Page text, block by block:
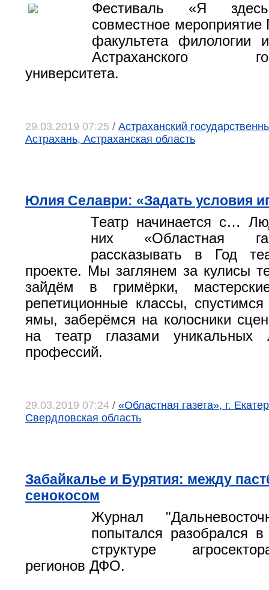
Фестиваль «Я
совместное
факультета филологии
Астраханского
университета.
29.03.2019 07:25 / Астраханский
Астрахань, Астраханская область
Юлия Селаври: «Задать условия
Театр начинается с…
них «Областная
рассказывать в Год
проекте. Мы заглянем за кулисы
зайдём в гримёрки,
репетиционные классы,
ямы, заберёмся на колосники
на театр глазами уникальных
профессий.
29.03.2019 07:24 / «Областная газета», г.
Свердловская область
Забайкалье и Бурятия: между
сенокосом
Журнал
попытался разобрался в
структуре
регионов ДФО.